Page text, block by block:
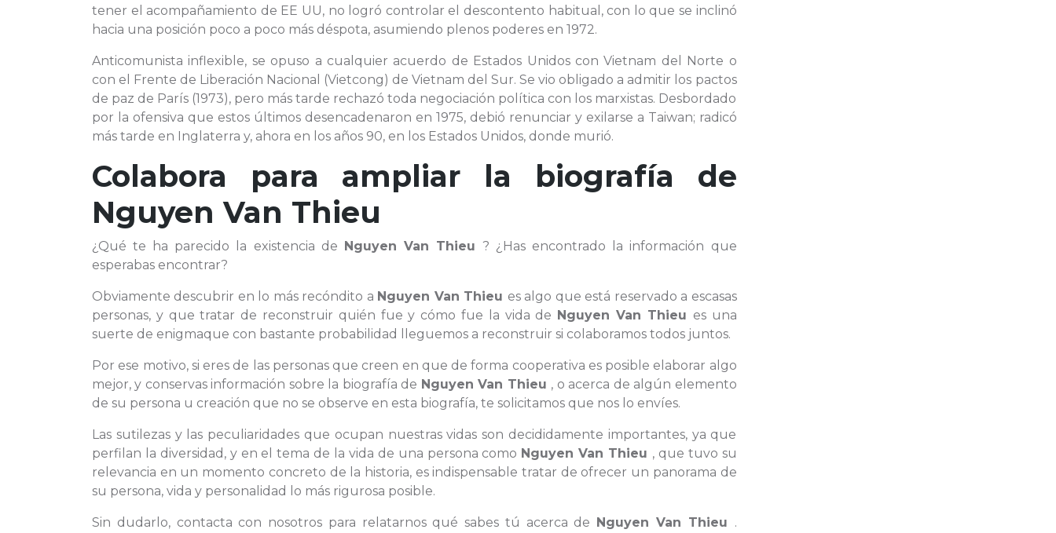
tener el acompañamiento de EE UU, no logró controlar el descontento habitual, con lo que se inclinó
hacia una posición poco a poco más déspota, asumiendo plenos poderes en 1972.
Anticomunista inflexible, se opuso a cualquier acuerdo de Estados Unidos con Vietnam del Norte o
con el Frente de Liberación Nacional (Vietcong) de Vietnam del Sur. Se vio obligado a admitir los pactos
de paz de París (1973), pero más tarde rechazó toda negociación política con los marxistas. Desbordado
por la ofensiva que estos últimos desencadenaron en 1975, debió renunciar y exilarse a Taiwan; radicó
más tarde en Inglaterra y, ahora en los años 90, en los Estados Unidos, donde murió.
Colabora para ampliar la biografía de
Nguyen Van Thieu
¿Qué te ha parecido la existencia de Nguyen Van Thieu? ¿Has encontrado la información que
esperabas encontrar?
Obviamente descubrir en lo más recóndito a Nguyen Van Thieu es algo que está reservado a escasas
personas, y que tratar de reconstruir quién fue y cómo fue la vida de Nguyen Van Thieu es una
suerte de enigmaque con bastante probabilidad lleguemos a reconstruir si colaboramos todos juntos.
Por ese motivo, si eres de las personas que creen en que de forma cooperativa es posible elaborar algo
mejor, y conservas información sobre la biografía de Nguyen Van Thieu , o acerca de algún elemento
de su persona u creación que no se observe en esta biografía, te solicitamos que nos lo envíes.
Las sutilezas y las peculiaridades que ocupan nuestras vidas son decididamente importantes, ya que
perfilan la diversidad, y en el tema de la vida de una persona como Nguyen Van Thieu , que tuvo su
relevancia en un momento concreto de la historia, es indispensable tratar de ofrecer un panorama de
su persona, vida y personalidad lo más rigurosa posible.
Sin dudarlo, contacta con nosotros para relatarnos qué sabes tú acerca de Nguyen Van Thieu .